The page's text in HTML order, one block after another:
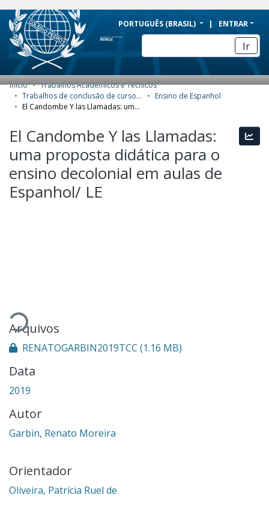
BRAZIL
Simplifique!
Comunica BR
Participe
Acesso à informação
Canais
PORTUGUÊS (BRASIL) ENTRAR
Ir
COMUNIDADES E COLEÇÕES
ESTATÍSTICAS
SOBRE
Início
Trabalhos Acadêmicos e Técnicos
Trabalhos de conclusão de curso de Especialização
Ensino de Espanhol
El Candombe Y las Llamadas: uma proposta didática para o ensino decolonial em aulas de Espanhol/ LE
El Candombe Y las Llamadas:
uma proposta didática para o
ensino decolonial em aulas de
Espanhol/ LE
Carregando...
Arquivos
RENATOGARBIN2019TCC (1.16 MB)
Data
2019
Autor
Garbin, Renato Moreira
Orientador
Oliveira, Patrícia Ruel de